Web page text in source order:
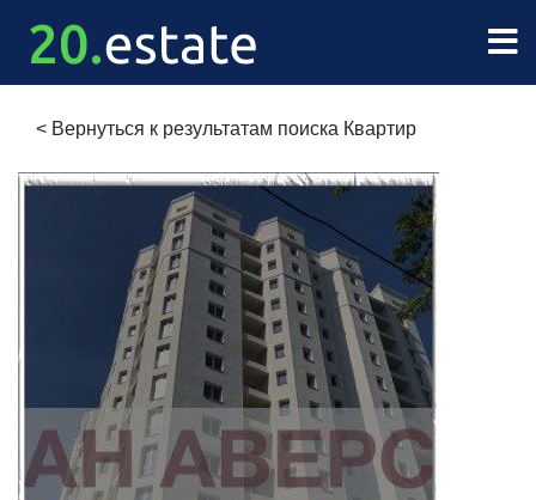
< Вернуться к результатам поиска Квартир